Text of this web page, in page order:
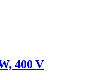
400 V